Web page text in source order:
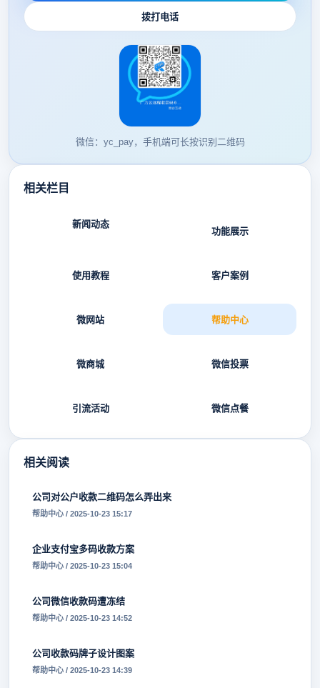
拨打电话
微信：yc_pay，手机端可长按识别二维码
相关栏目
新闻动态
功能展示
使用教程 客户案例
微网站 帮助中心
微商城 微信投票
引流活动 微信点餐
相关阅读
公司对公户收款二维码怎么弄出来
帮助中心 / 2025-10-23 15:17
企业支付宝多码收款方案
帮助中心 / 2025-10-23 15:04
公司微信收款码遭冻结
帮助中心 / 2025-10-23 14:52
公司收款码牌子设计图案
帮助中心 / 2025-10-23 14:39